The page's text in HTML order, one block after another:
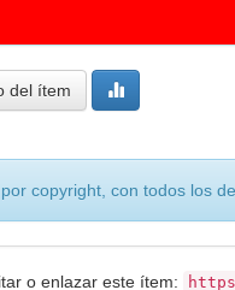
del ítem
copyright, con todos los
o enlazar este ítem: